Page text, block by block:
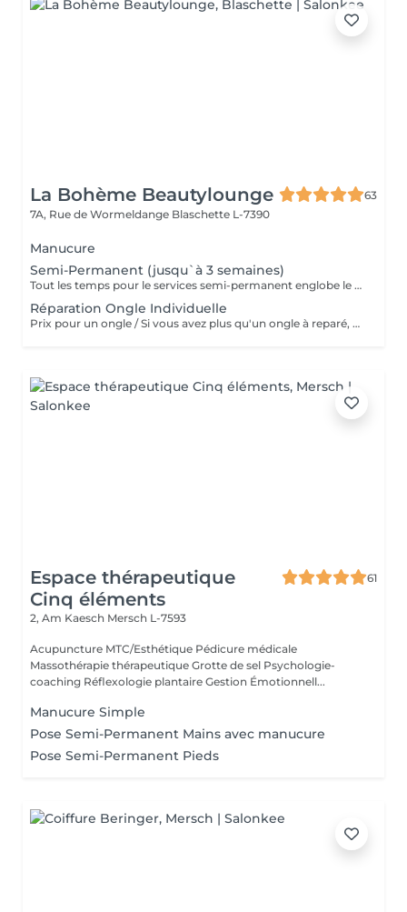
La Bohème Beautylounge
63
7A, Rue de Wormeldange Blaschette L-7390
Manucure
Semi-Permanent (jusqu`à 3 semaines)
Tout les temps pour le services semi-permanent englobe le retrait du semi-permanent qui est déjà sur les ongles)
Réparation Ongle Individuelle
Prix pour un ongle / Si vous avez plus qu'un ongle à reparé, svp de reservé plusieurs fois ce même service. Merci
Espace thérapeutique
Cinq éléments
61
2, Am Kaesch Mersch L-7593
Acupuncture MTC/Esthétique Pédicure médicale
Massothérapie thérapeutique Grotte de sel Psychologie-
coaching Réflexologie plantaire Gestion Émotionnell...
Manucure Simple
Pose Semi-Permanent Mains avec manucure
Pose Semi-Permanent Pieds